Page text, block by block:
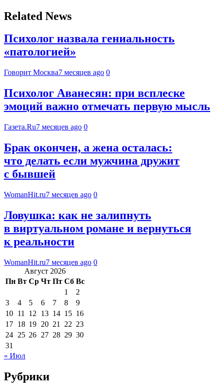
Related News
Психолог назвала гениальность
«патологией»
Говорит Москва7 месяцев ago 0
Психолог Аванесян: при всплеске
эмоций важно отмечать первую мысль
Газета.Ru7 месяцев ago 0
Брак окончен, а жена осталась:
что делать если мужчина дружит
с бывшей
WomanHit.ru7 месяцев ago 0
Ловушка: как не залипнуть
в виртуальном романе и вернуться
к реальности
WomanHit.ru7 месяцев ago 0
Август 2026
Пн Вт Ср Чт Пт Сб Вс
1
2
3
4 5 6 7 8
9
10 11 12 13 14 15 16
17 18 19 20 21 22 23
24 25 26 27 28 29 30
31
« Июл
Рубрики